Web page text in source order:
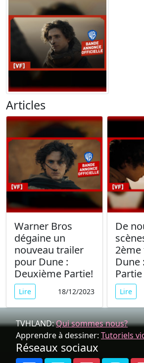
Articles
Warner Bros
dégaine un
nouveau trailer
pour Dune :
Deuxième Partie!
Lire 18/12/2023
De
Dune
Partie
Lire
TVHLAND:Qui sommes nous?
Apprendre à dessiner: Tutoriels
Réseaux sociaux